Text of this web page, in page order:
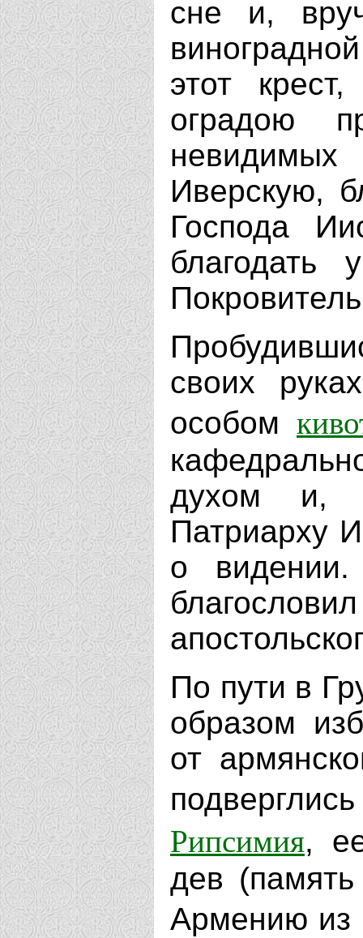
сне и,
этот
оградою
Иверскую,
Господа
своих
особом
духом и,
Патриарху
о видении.
По пути в
образом
от
Рипсимия,
дев
Армению из